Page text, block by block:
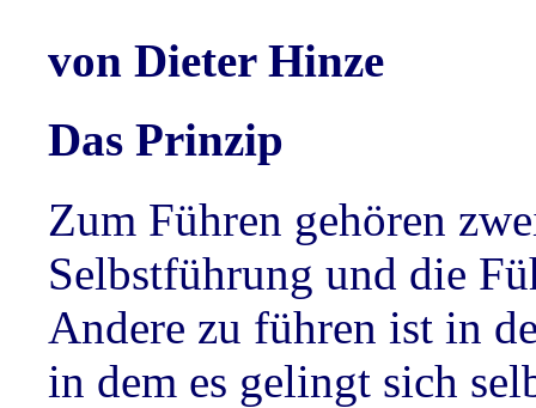
von Dieter Hinze
Das Prinzip
Zum Führen gehören
Selbstführung und die
Andere zu führen ist in
in dem es gelingt sich